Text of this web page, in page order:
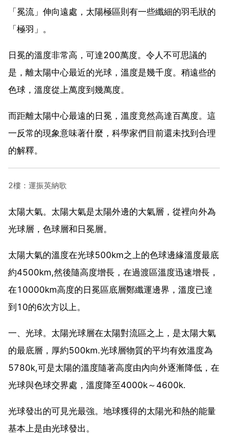
「冕流」伸向遠處，太陽極區則有一些纖細的羽毛狀的
「極羽」。
日冕的溫度非常高，可達200萬度。令人不可思議的
是，離太陽中心最近的光球，溫度是幾千度。稍遠些的
色球，溫度從上萬度到幾萬度。
而距離太陽中心最遠的日冕，溫度竟然高達百萬度。這
一反常的現象意味著什麼，科學家們目前還未找到合理
的解釋。
2樓：運振英納歌
太陽大氣。太陽大氣是太陽外邊的大氣層，從裡向外為
光球層，色球層和日冕層。
太陽大氣的溫度在光球500km之上的色球邊緣溫度最底
約4500km,然後隨高度增長，在過渡區溫度迅速增長，
在10000km高度的日冕區底層鄭纖運邊界，溫度已達
到10的6次方以上。
一、光球。太陽光球層在太陽對流區之上，是太陽大氣
的最底層，厚約500km.光球層物質的平均有效溫度為
5780k,可是太陽的溫度隨著高度由內向外逐漸降低，在
光球與色球交界處，溫度降至4000k～4600k.
光球發出的可見光最強。地球獲得的太陽光和熱的能量
基本上是由光球發出。